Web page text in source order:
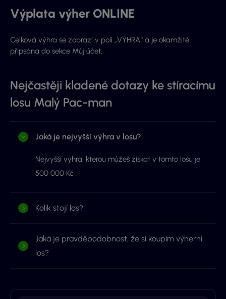
Výplata výher ONLINE
Celková výhra se zobrazí v poli „VÝHRA“ a je okamžitě
připsána do sekce Můj účet.
Nejčastěji kladené dotazy ke stíracímu
losu Malý Pac-man
Jaká je nejvyšší výhra v losu?
Nejvyšší výhra, kterou můžeš získat v tomto losu je
500 000 Kč
Kolik stojí los?
Jaká je pravděpodobnost, že si koupím výherní
los?